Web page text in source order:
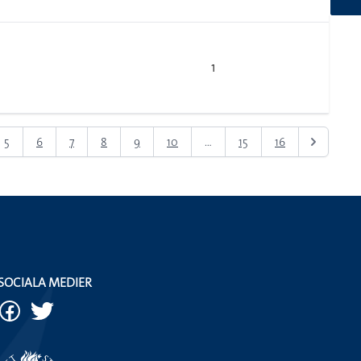
1
5 6 7 8 9 10 ... 15 16
MEDIER